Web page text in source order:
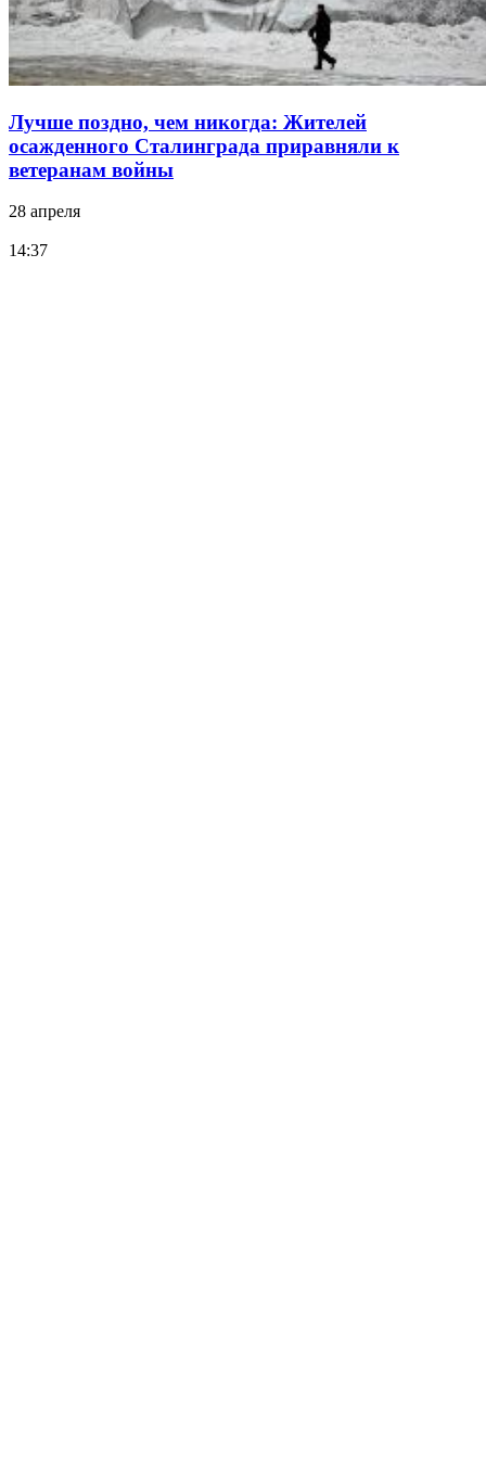
Лучше поздно, чем никогда: Жителей
осажденного Сталинграда приравняли к
ветеранам войны
28 апреля
14:37